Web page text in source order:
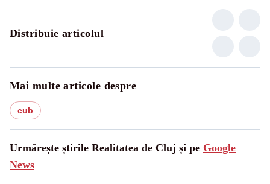
Distribuie articolul
Mai multe articole despre
cub
Urmărește știrile Realitatea de Cluj și pe Google
News